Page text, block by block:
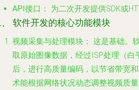
API接口：
为二次开发提供SDK或
软件开发的核心功能模块
视频采集与处理模块： 这是基础。
取原始图像数据，经过ISP处理（白
后，进行高质量编码，以节省带宽
术能根据网络状况动态调整视频质量